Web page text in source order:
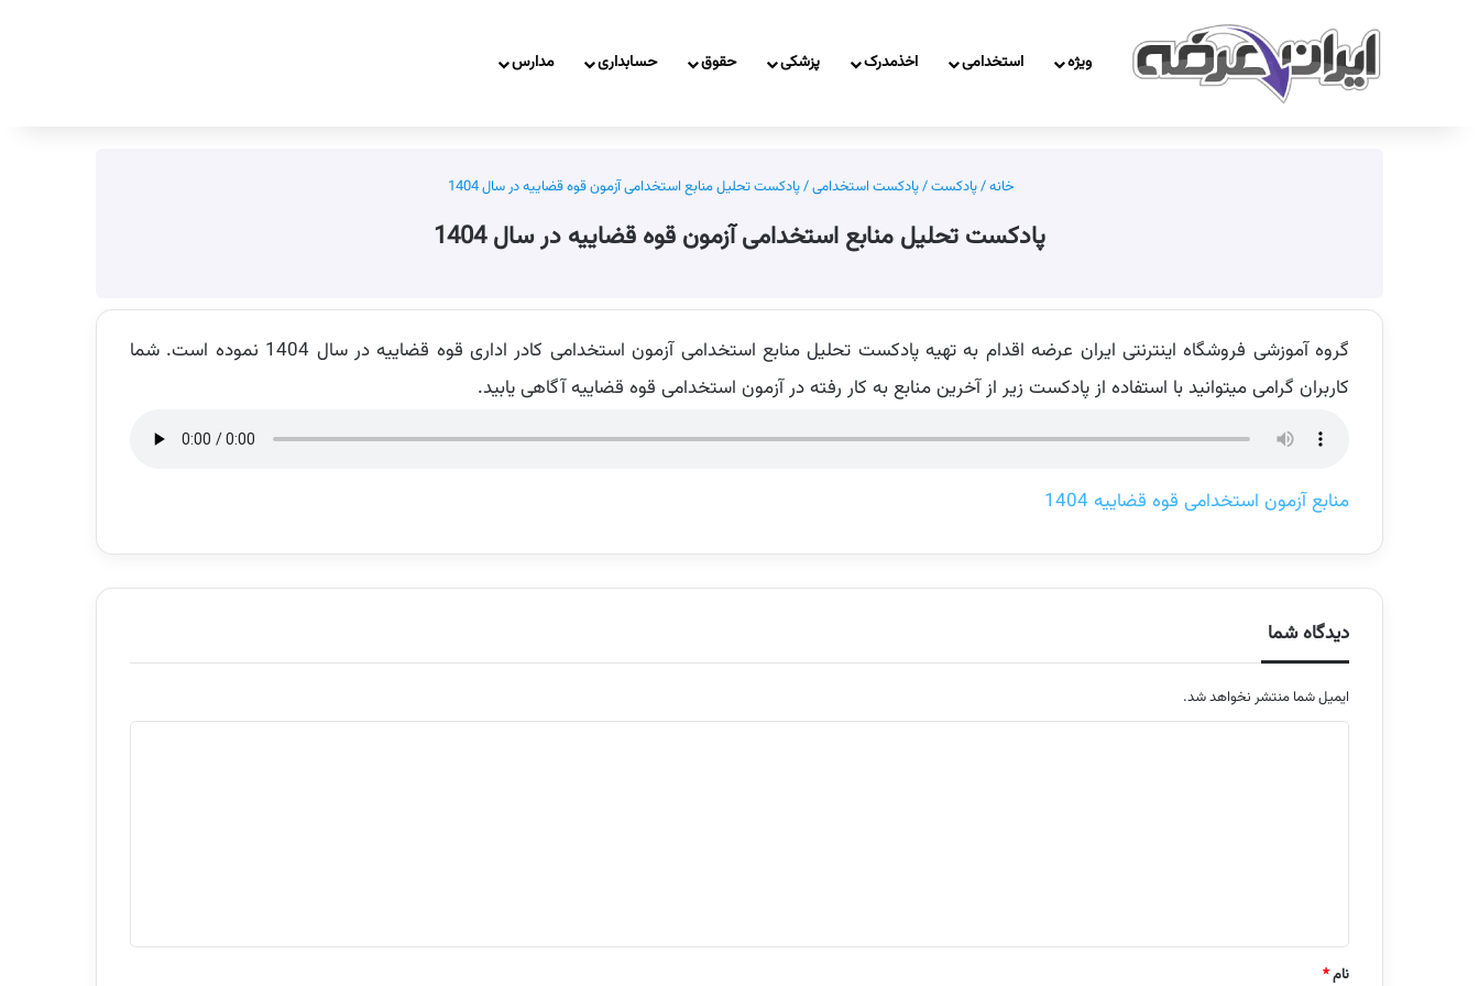
ویژه استخدامی اخذمدرک پزشکی حقوق حسابداری مدارس
خانه/پادکست/پادکست استخدامی/پادکست تحلیل منابع استخدامی آزمون قوه قضاییه در سال 1404
پادکست تحلیل منابع استخدامی آزمون قوه قضاییه در سال 1404
گروه آموزشی فروشگاه اینترنتی ایران عرضه اقدام به تهیه پادکست تحلیل منابع استخدامی آزمون استخدامی کادر اداری قوه قضاییه در سال 1404 نموده است. شما
کاربران گرامی میتوانید با استفاده از پادکست زیر از آخرین منابع به کار رفته در آزمون استخدامی قوه قضاییه آگاهی یابید.
منابع آزمون استخدامی قوه قضاییه 1404
دیدگاه شما
ایمیل شما منتشر نخواهد شد.
انام*